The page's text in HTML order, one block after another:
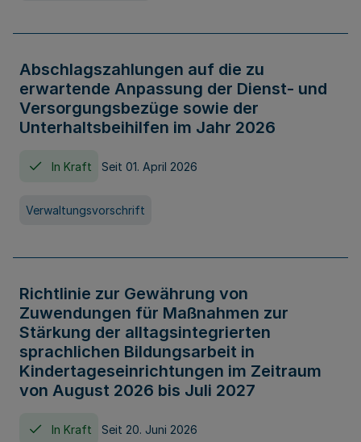
Abschlagszahlungen auf die zu
erwartende Anpassung der Dienst- und
Versorgungsbezüge sowie der
Unterhaltsbeihilfen im Jahr 2026
In Kraft Seit 01. April 2026
Verwaltungsvorschrift
Richtlinie zur Gewährung von
Zuwendungen für Maßnahmen zur
Stärkung der alltagsintegrierten
sprachlichen Bildungsarbeit in
Kindertageseinrichtungen im Zeitraum
von August 2026 bis Juli 2027
In Kraft Seit 20. Juni 2026